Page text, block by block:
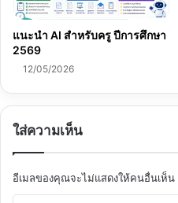
แนะนำ AI สำหรับครู ปีการศึกษา
2569
12/05/2026
ใส่ความเห็น
อีเมลของคุณจะไม่แสดงให้คนอื่นเห็น